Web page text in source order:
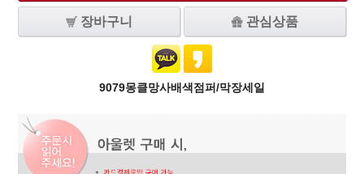
장바구니 관심상품
9079몽클망사배색점퍼/막장세일